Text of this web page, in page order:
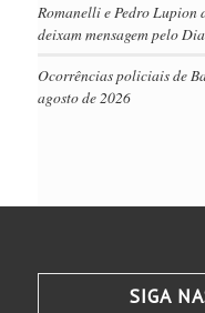
Romanelli e Pedro Lupion
deixam mensagem pelo
Ocorrências policiais de
agosto de 2026
SIGA